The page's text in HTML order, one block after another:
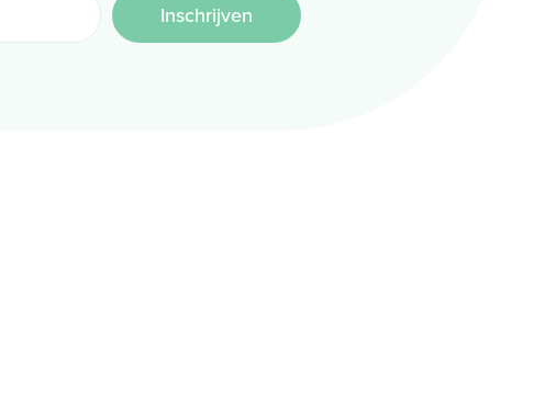
Inschrijven